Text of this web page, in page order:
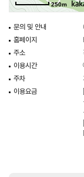
250m
문의 및 안내
홈페이지
주소
이용시간
주차
이용요금